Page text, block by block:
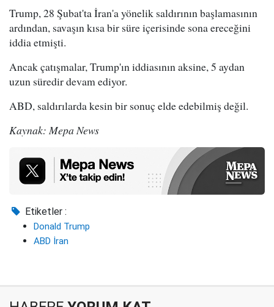
Trump, 28 Şubat'ta İran'a yönelik saldırının başlamasının
ardından, savaşın kısa bir süre içerisinde sona ereceğini
iddia etmişti.
Ancak çatışmalar, Trump'ın iddiasının aksine, 5 aydan
uzun süredir devam ediyor.
ABD, saldırılarda kesin bir sonuç elde edebilmiş değil.
Kaynak: Mepa News
Etiketler :
Donald Trump
ABD İran